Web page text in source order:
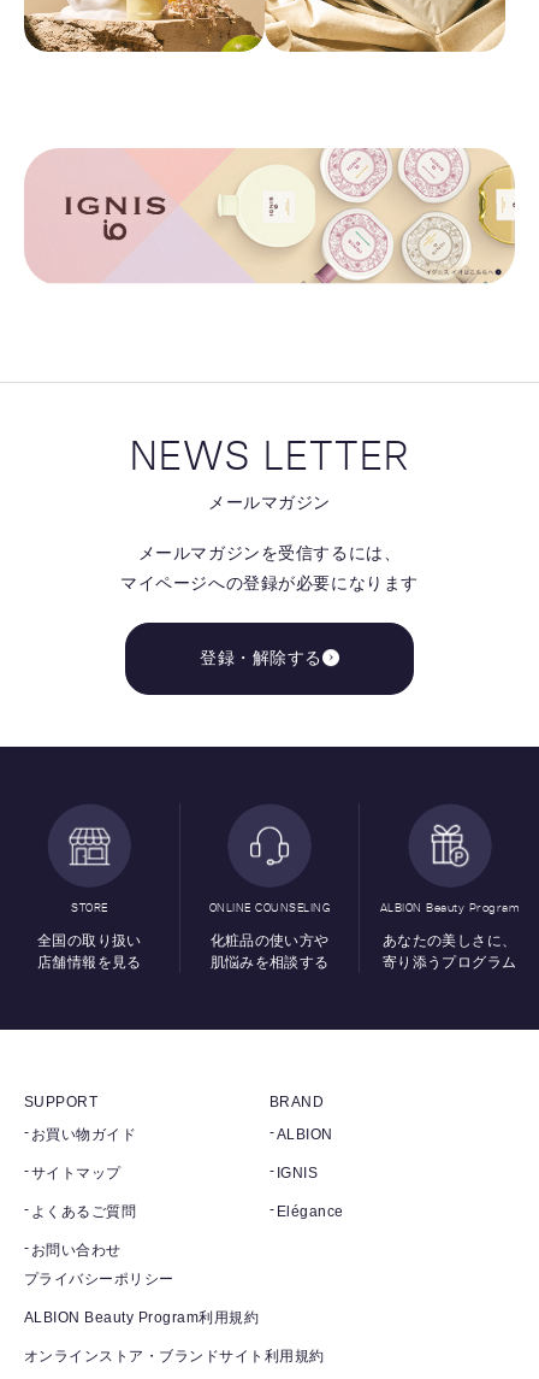
NEWS LETTER
メールマガジン
メールマガジンを受信するには、
マイページへの登録が必要になります
登録・解除する
STORE
全国の取り扱い
店舗情報を見る
ONLINE COUNSELING
化粧品の使い方や
肌悩みを相談する
ALBION Beauty Program
あなたの美しさに、
寄り添うプログラム
SUPPORT
お買い物ガイド
サイトマップ
よくあるご質問
お問い合わせ
BRAND
ALBION
IGNIS
Elégance
プライバシーポリシー
ALBION Beauty Program利用規約
オンラインストア・ブランドサイト利用規約